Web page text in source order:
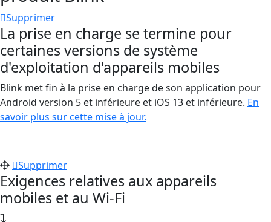
Supprimer
La prise en charge se termine pour
certaines versions de système
d'exploitation d'appareils mobiles
Blink met fin à la prise en charge de son application pour
Android version 5 et inférieure et iOS 13 et inférieure. En
savoir plus sur cette mise à jour.
Supprimer
Exigences relatives aux appareils
mobiles et au Wi-Fi